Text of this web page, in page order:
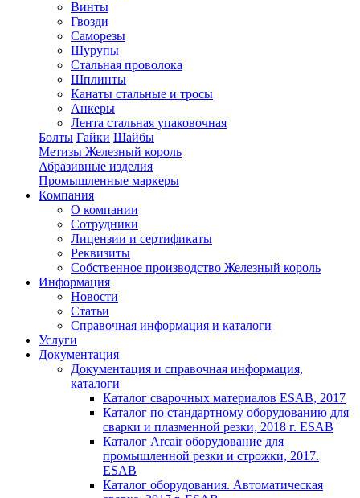
Винты
Гвозди
Саморезы
Шурупы
Стальная проволока
Шплинты
Канаты стальные и тросы
Анкеры
Лента стальная упаковочная
Болты Гайки Шайбы
Метизы Железный король
Абразивные изделия
Промышленные маркеры
Компания
О компании
Сотрудники
Лицензии и сертификаты
Реквизиты
Собственное производство Железный король
Информация
Новости
Статьи
Справочная информация и каталоги
Услуги
Документация
Документация и справочная информация,
каталоги
Каталог сварочных материалов ESAB, 2017
Каталог по стандартному оборудованию для
сварки и плазменной резки, 2018 г. ESAB
Каталог Arcair оборудование для
промышленной резки и строжки, 2017.
ESAB
Каталог оборудования. Автоматическая